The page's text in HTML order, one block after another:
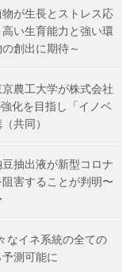
物が生長とストレス応
い生育能力と強い環
創出に期待～
農工大学が株式会社
化を目指し「イノベ
共同）
抽出液が新型コロナ
害することが判明〜
なイネ系統の全ての
測可能に